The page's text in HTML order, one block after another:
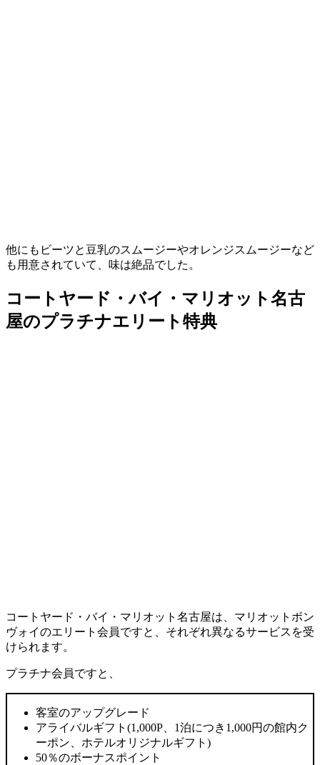
他にもビーツと豆乳のスムージーやオレンジスムージーなど
も用意されていて、味は絶品でした。
コートヤード・バイ・マリオット名古
屋のプラチナエリート特典
コートヤード・バイ・マリオット名古屋は、マリオットボン
ヴォイのエリート会員ですと、それぞれ異なるサービスを受
けられます。
プラチナ会員ですと、
客室のアップグレード
アライバルギフト(1,000P、1泊につき1,000円の館内ク
ーポン、ホテルオリジナルギフト)
50％のボーナスポイント